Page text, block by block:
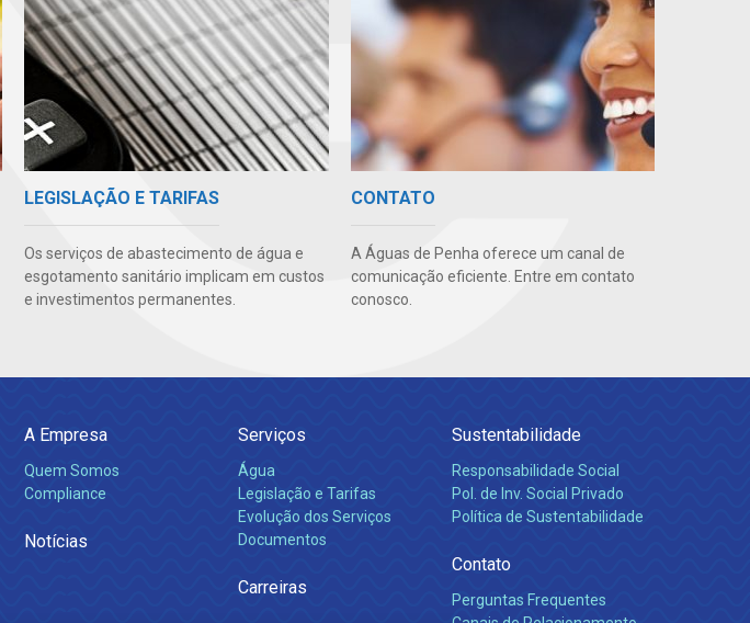
LEGISLAÇÃO E TARIFAS
Os serviços de abastecimento de água e
esgotamento sanitário implicam em custos
e investimentos permanentes.
CONTATO
A Águas de Penha oferece um canal de
comunicação eficiente. Entre em contato
conosco.
A Empresa
Quem Somos
Compliance
Notícias
Serviços
Água
Legislação e Tarifas
Evolução dos Serviços
Documentos
Carreiras
Sustentabilidade
Responsabilidade Social
Pol. de Inv. Social Privado
Política de Sustentabilidade
Contato
Perguntas Frequentes